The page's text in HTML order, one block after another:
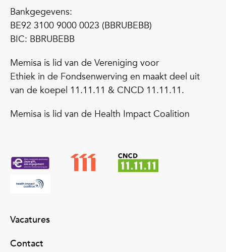
Bankgegevens:
BE92 3100 9000 0023 (BBRUBEBB)
BIC: BBRUBEBB
Memisa is lid van de Vereniging voor
Ethiek in de Fondsenwerving en maakt deel uit
van de koepel 11.11.11 & CNCD 11.11.11.
Memisa is lid van de Health Impact Coalition
Vacatures
Contact